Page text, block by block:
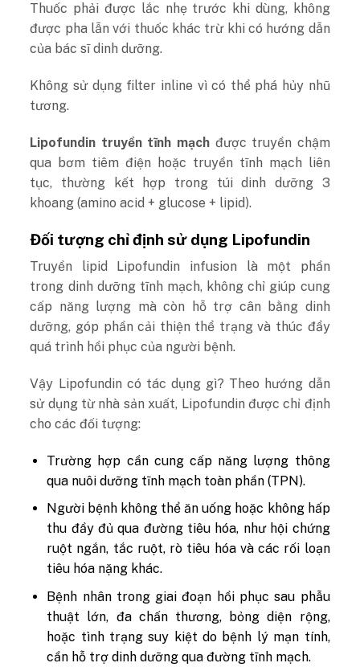
Thuốc phải được lắc nhẹ trước khi dùng, không
được pha lẫn với thuốc khác trừ khi có hướng dẫn
của bác sĩ dinh dưỡng.
Không sử dụng filter inline vì có thể phá hủy nhũ
tương.
Lipofundin truyền tĩnh mạch được truyền chậm
qua bơm tiêm điện hoặc truyền tĩnh mạch liên
tục, thường kết hợp trong túi dinh dưỡng 3
khoang (amino acid + glucose + lipid).
Đối tượng chỉ định sử dụng Lipofundin
Truyền lipid Lipofundin infusion là một phần
trong dinh dưỡng tĩnh mạch, không chỉ giúp cung
cấp năng lượng mà còn hỗ trợ cân bằng dinh
dưỡng, góp phần cải thiện thể trạng và thúc đẩy
quá trình hồi phục của người bệnh.
Vậy Lipofundin có tác dụng gì? Theo hướng dẫn
sử dụng từ nhà sản xuất, Lipofundin được chỉ định
cho các đối tượng:
Trường hợp cần cung cấp năng lượng thông
qua nuôi dưỡng tĩnh mạch toàn phần (TPN).
Người bệnh không thể ăn uống hoặc không hấp
thu đầy đủ qua đường tiêu hóa, như hội chứng
ruột ngắn, tắc ruột, rò tiêu hóa và các rối loạn
tiêu hóa nặng khác.
Bệnh nhân trong giai đoạn hồi phục sau phẫu
thuật lớn, đa chấn thương, bỏng diện rộng,
hoặc tình trạng suy kiệt do bệnh lý mạn tính,
cần hỗ trợ dinh dưỡng qua đường tĩnh mạch.